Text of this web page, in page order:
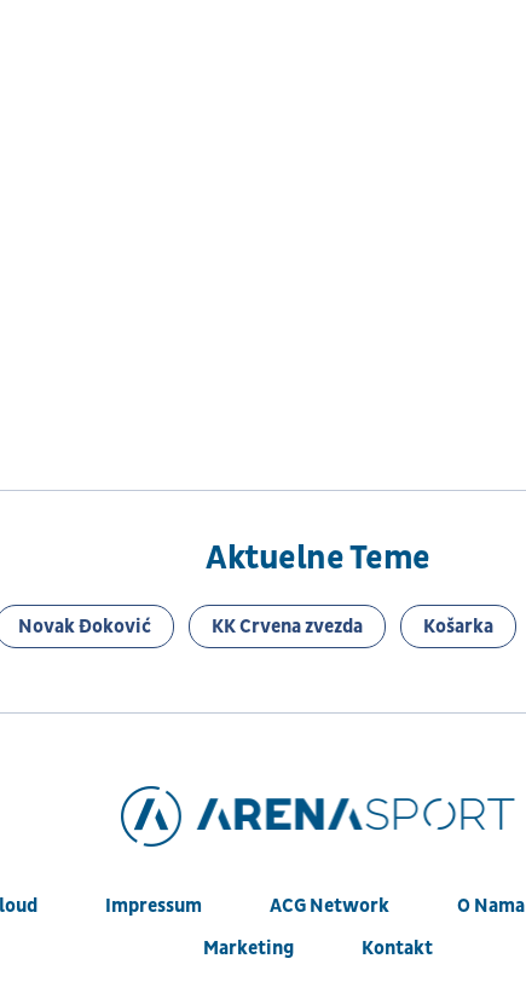
Aktuelne Teme
Novak Đoković KK Crvena zvezda Košarka
Impressum ACG Network O Nama
Marketing
Kontakt